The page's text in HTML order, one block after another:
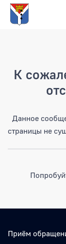
К
Данное
страницы не
Приём